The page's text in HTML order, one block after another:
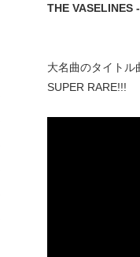
THE
大名曲のタイト
SUPER RARE!!!